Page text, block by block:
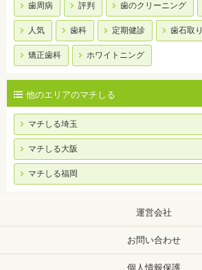
歯周病 評判 歯のクリーニング
人気 歯科 定期健診 歯石取り
矯正歯科 ホワイトニング
他のエリアのマチしる
マチしる埼玉
マチしる大阪
マチしる福岡
運営会社
お問い合わせ
個人情報保護